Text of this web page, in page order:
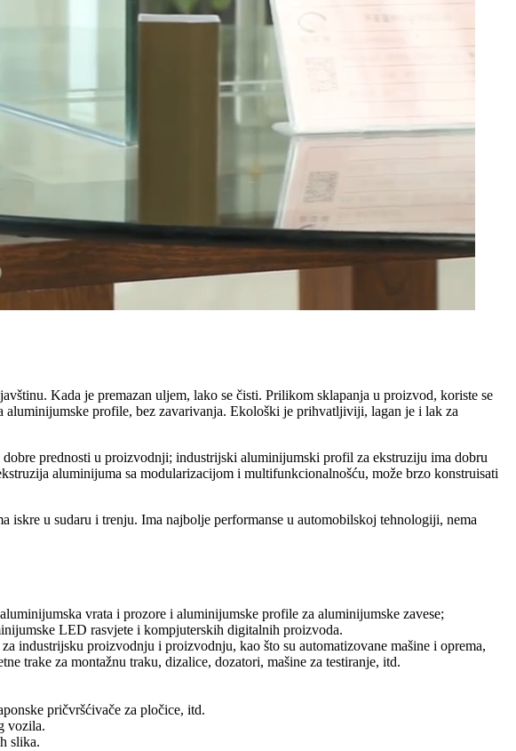
Kada je premazan uljem, lako se čisti. Prilikom sklapanja u proizvod, koriste se
profile, bez zavarivanja. Ekološki je prihvatljiviji, lagan je i lak za
prednosti u proizvodnji; industrijski aluminijumski profil za ekstruziju ima dobru
aluminijuma sa modularizacijom i multifunkcionalnošću, može brzo konstruisati
iskre u sudaru i trenju. Ima najbolje performanse u automobilskoj tehnologiji, nema
vrata i prozore i aluminijumske profile za aluminijumske zavese;
LED rasvjete i kompjuterskih digitalnih proizvoda.
proizvodnju i proizvodnju, kao što su automatizovane mašine i oprema,
trake za montažnu traku, dizalice, dozatori, mašine za testiranje, itd.
pričvršćivače za pločice, itd.
vozila.
slika.